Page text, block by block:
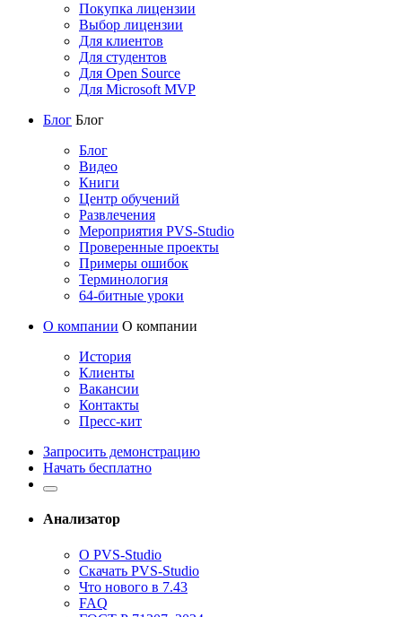
Покупка лицензии
Выбор лицензии
Для клиентов
Для студентов
Для Open Source
Для Microsoft MVP
Блог Блог
Блог
Видео
Книги
Центр обучений
Развлечения
Мероприятия PVS-Studio
Проверенные проекты
Примеры ошибок
Терминология
64-битные уроки
О компании О компании
История
Клиенты
Вакансии
Контакты
Пресс-кит
Запросить демонстрацию
Начать бесплатно
Анализатор
О PVS-Studio
Скачать PVS-Studio
Что нового в 7.43
FAQ